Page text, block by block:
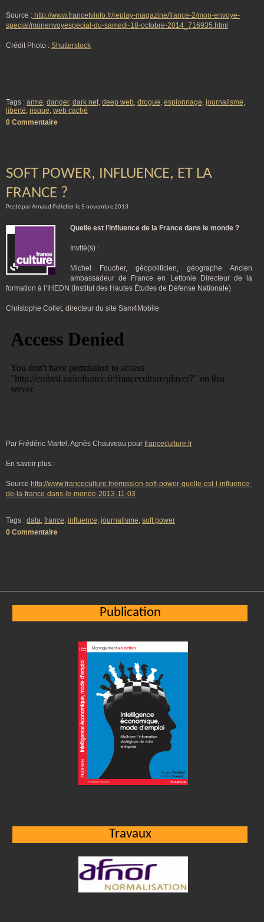
Source : http://www.francetvinfo.fr/replay-magazine/france-2/mon-envoye-
special/monenvoyespecial-du-samedi-18-octobre-2014_716935.html
Crédit Photo : Shutterstock
Tags : arme, danger, dark net, deep web, drogue, espionnage, journalisme,
liberté, risque, web caché
0 Commentaire
SOFT POWER, INFLUENCE, ET LA
FRANCE ?
Posté par Arnaud Pelletier le 5 novembre 2013
Quelle est l’influence de la France dans le monde ?
Invité(s) :
Michel Foucher, géopoliticien, géographe Ancien
ambassadeur de France en Lettonie Directeur de la
formation à l’IHEDN (Institut des Hautes Études de Défense Nationale)
Christophe Collet, directeur du site Sam4Mobile
Par Frédéric Martel, Agnès Chauveau pour franceculture.fr
En savoir plus :
Source http://www.franceculture.fr/emission-soft-power-quelle-est-l-influence-
de-la-france-dans-le-monde-2013-11-03
Tags : data, france, influence, journalisme, soft power
0 Commentaire
Publication
Travaux